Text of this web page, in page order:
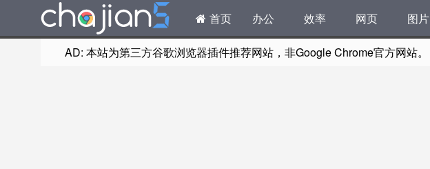
首页 办公 效率 网页 图片
AD: 本站为第三方谷歌浏览器插件推荐网站，非Google Chrome官方网站。